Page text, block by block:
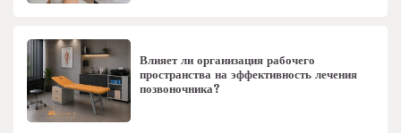
Влияет ли организация рабочего
пространства на эффективность лечения
позвоночника?